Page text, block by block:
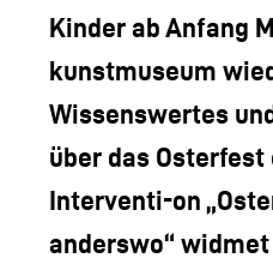
Kinder ab Anfang
kunstmuseum
Wissenswertes
über das Osterfest
Interventi-on
anderswo“